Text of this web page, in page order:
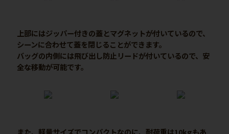
上部にはジッパー付きの蓋とマグネットが付いているので、
シーンに合わせて蓋を閉じることができます。
バッグの内側には飛び出し防止リードが付いているので、安
全な移動が可能です。